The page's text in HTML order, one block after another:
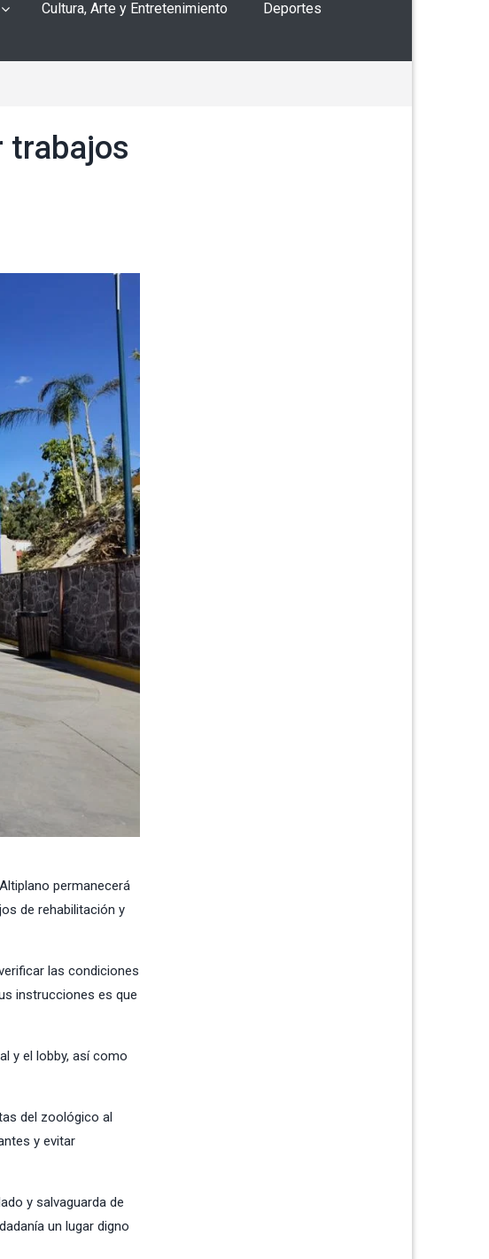
Cultura, Arte y Entretenimiento Deportes
trabajos
permanecerá
de rehabilitación y
las condiciones
instrucciones es que
y el lobby, así como
del zoológico al
y evitar
y salvaguarda de
un lugar digno